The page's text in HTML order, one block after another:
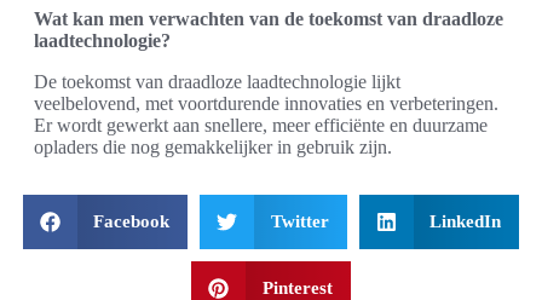
Wat kan men verwachten van de toekomst van draadloze
laadtechnologie?
De toekomst van draadloze laadtechnologie lijkt
veelbelovend, met voortdurende innovaties en verbeteringen.
Er wordt gewerkt aan snellere, meer efficiënte en duurzame
opladers die nog gemakkelijker in gebruik zijn.
Facebook Twitter LinkedIn
Pinterest